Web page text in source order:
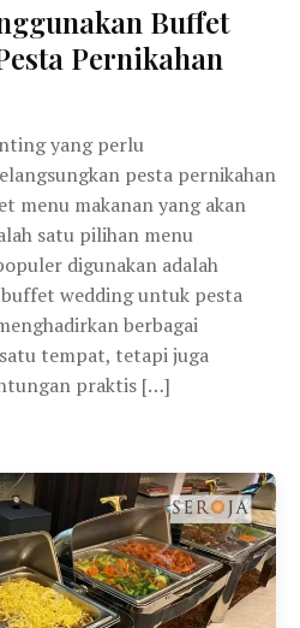
Buffet
Pernikahan
yang perlu
pesta pernikahan
menu makanan yang akan
satu pilihan menu
digunakan adalah
wedding untuk pesta
berbagai
tempat, tetapi juga
praktis […]